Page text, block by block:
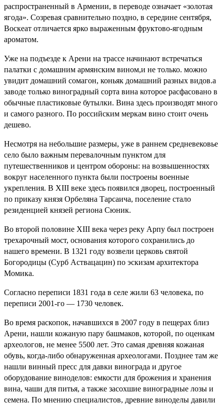
распространенный в Армении, в переводе означает «золотая
ягода». Созревая сравнительно поздно, в середине сентября,
Воскеат отличается ярко выраженным фруктово-ягодным
ароматом.
Уже на подъезде к Арени на трассе начинают встречаться
палатки с домашним армянским вином,и не только. можно
увидит домашний сомагон, коньяк домашний разных видов.а
заводе только виноградный сорта вина которое расфасовано в
обычные пластиковые бутылки. Вина здесь производят много
и самого разного. По российским меркам вино стоит очень
дешево.
Несмотря на небольшие размеры, уже в раннем средневековье
село было важным перевалочным пунктом для
путешественников и центром обороны: на возвышенностях
вокруг населенного пункта были построены военные
укрепления. В XIII веке здесь появился дворец, построенный
по приказу князя Орбеляна Тарсаича, поселение стало
резиденцией князей региона Сюник.
Во второй половине XIII века через реку Арпу был построен
трехарочный мост, основания которого сохранились до
нашего времени. В 1321 году возвели церковь святой
Богородицы (Сурб Аствацацин) по эскизам архитектора
Момика.
Согласно переписи 1831 года в селе жили 63 человека, по
переписи 2001-го — 1730 человек.
Во время раскопок, начавшихся в 2007 году в пещерах близ
Арени, нашли кожаную пару башмаков, которой, по оценкам
археологов, не менее 5500 лет. Это самая древняя кожаная
обувь, когда-либо обнаруженная археологами. Позднее там же
нашли винный пресс для давки винограда и другое
оборудование виноделов: емкости для брожения и хранения
вина, чаши для питья, а также засохшие виноградные лозы и
семена. По мнению специалистов, древние виноделы давили